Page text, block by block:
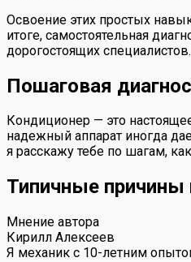
Освоение этих простых
итоге, самостоятельная
дорогостоящих специалистов.
Пошаговая
Кондиционер — это
надежный аппарат иногда
я расскажу тебе по шагам,
Типичные
Мнение автора
Кирилл Алексеев
Я механик с 10-летним